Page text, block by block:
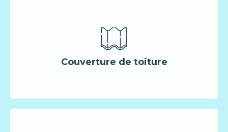
Couverture de toiture